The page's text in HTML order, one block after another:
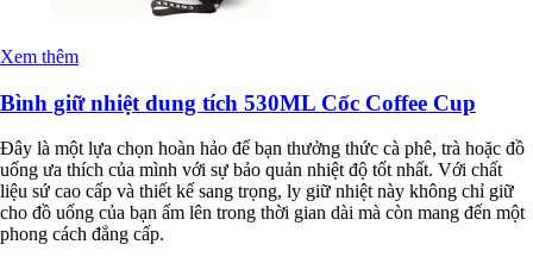
Xem thêm
Bình giữ nhiệt dung tích 530ML Cốc Coffee Cup
Đây là một lựa chọn hoàn hảo để bạn thưởng thức cà phê, trà hoặc đồ
uống ưa thích của mình với sự bảo quản nhiệt độ tốt nhất. Với chất
liệu sứ cao cấp và thiết kế sang trọng, ly giữ nhiệt này không chỉ giữ
cho đồ uống của bạn ấm lên trong thời gian dài mà còn mang đến một
phong cách đẳng cấp.